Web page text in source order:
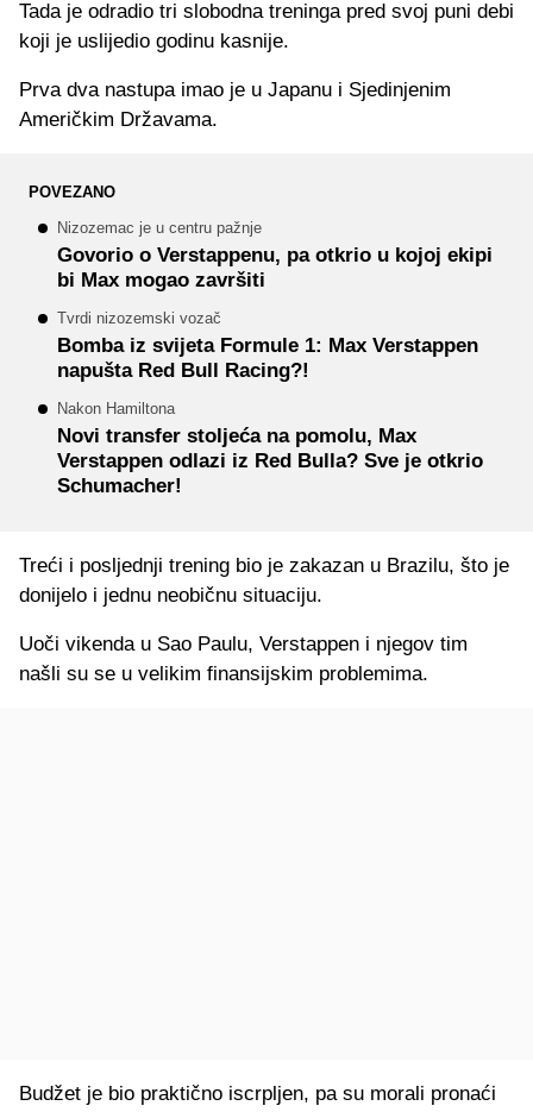
Tada je odradio tri slobodna treninga pred svoj puni debi
koji je uslijedio godinu kasnije.
Prva dva nastupa imao je u Japanu i Sjedinjenim
Američkim Državama.
POVEZANO
Nizozemac je u centru pažnje
Govorio o Verstappenu, pa otkrio u kojoj ekipi
bi Max mogao završiti
Tvrdi nizozemski vozač
Bomba iz svijeta Formule 1: Max Verstappen
napušta Red Bull Racing?!
Nakon Hamiltona
Novi transfer stoljeća na pomolu, Max
Verstappen odlazi iz Red Bulla? Sve je otkrio
Schumacher!
Treći i posljednji trening bio je zakazan u Brazilu, što je
donijelo i jednu neobičnu situaciju.
Uoči vikenda u Sao Paulu, Verstappen i njegov tim
našli su se u velikim finansijskim problemima.
Budžet je bio praktično iscrpljen, pa su morali pronaći